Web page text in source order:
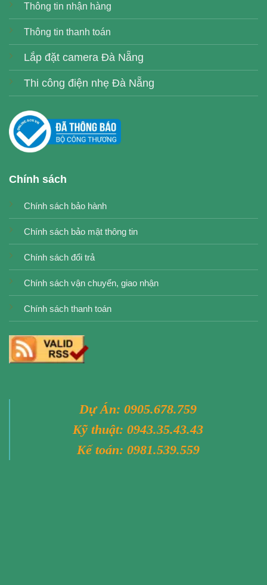
Thông tin nhận hàng
Thông tin thanh toán
Lắp đặt camera Đà Nẵng
Thi công điện nhẹ Đà Nẵng
Chính sách
Chính sách bảo hành
Chính sách bảo mật thông tin
Chính sách đổi trả
Chính sách vận chuyển, giao nhận
Chính sách thanh toán
Dự Án: 0905.678.759
Kỹ thuật: 0943.35.43.43
Kế toán: 0981.539.559